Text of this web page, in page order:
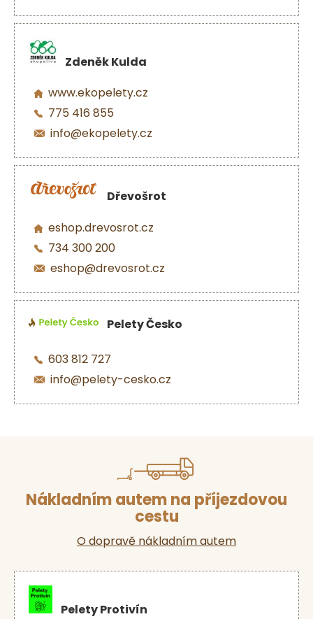
Zdeněk Kulda
www.ekopelety.cz
775 416 855
info@ekopelety.cz
Dřevošrot
eshop.drevosrot.cz
734 300 200
eshop@drevosrot.cz
Pelety Česko
603 812 727
info@pelety-cesko.cz
Nákladním autem na příjezdovou
cestu
O dopravě nákladním autem
Pelety Protivín